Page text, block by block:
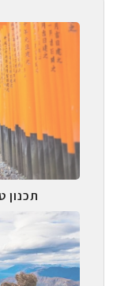
תכנון